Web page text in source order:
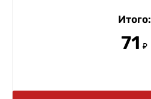
Итого:
71 ₽